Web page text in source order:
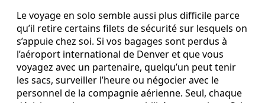
Le voyage en solo semble aussi plus difficile parce
qu’il retire certains filets de sécurité sur lesquels on
s’appuie chez soi. Si vos bagages sont perdus à
l’aéroport international de Denver et que vous
voyagez avec un partenaire, quelqu’un peut tenir
les sacs, surveiller l’heure ou négocier avec le
personnel de la compagnie aérienne. Seul, chaque